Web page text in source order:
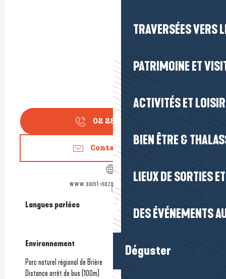
TRAVERSÉES VERS
PATRIMOINE ET
ACTIVITÉS ET
BIEN ÊTRE &
LIEUX DE SORTIES
DES ÉVÉNEMENTS
Déguster
02 28 540 6
Contactez-nous
www.saint-nazaire-tourisme.com
Langues parlées
Langues parlées
Environnement
Environnement
Parc naturel régional de Brière
Distance arrêt de bus (100m)